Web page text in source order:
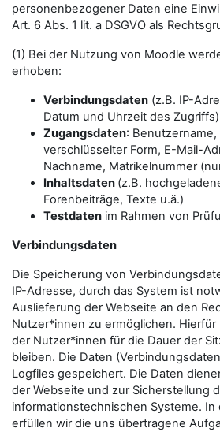
personenbezogener Daten eine
Art. 6 Abs. 1 lit. a DSGVO als
(1) Bei der Nutzung von Moodle
erhoben:
Verbindungsdaten (z.B. IP-
Datum und Uhrzeit des Zugriffs)
Zugangsdaten: Benutzername,
verschlüsselter Form, E-Mail-
Nachname, Matrikelnummer
Inhaltsdaten (z.B.
Forenbeiträge, Texte u.ä.)
Testdaten im Rahmen von
Verbindungsdaten
Die Speicherung von
IP-Adresse, durch das System ist
Auslieferung der Webseite an den
Nutzer*innen zu ermöglichen. Hierfür
der Nutzer*innen für die Dauer der
bleiben. Die Daten
Logfiles gespeichert. Die Daten
der Webseite und zur Sicherstellung
informationstechnischen Systeme. In
erfüllen wir die uns übertragene